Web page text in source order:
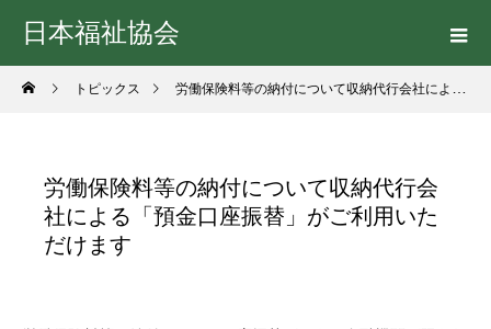
日本福祉協会
トピックス 労働保険料等の納付について収納代行会社による「預金口座振替」がご利用いただけます
労働保険料等の納付について収納代行会
社による「預金口座振替」がご利用いた
だけます